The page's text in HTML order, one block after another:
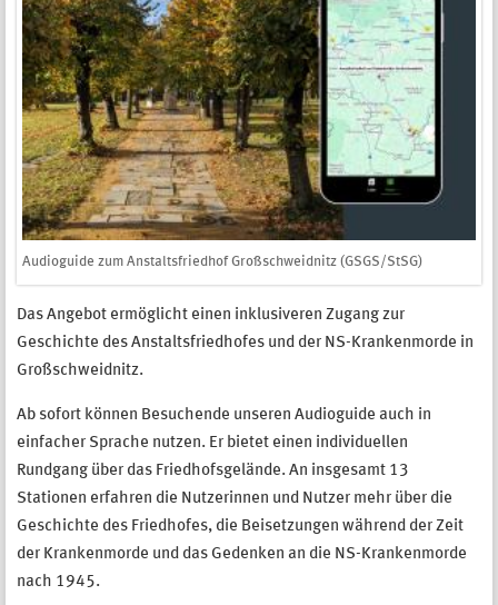
Audioguide zum Anstaltsfriedhof Großschweidnitz (GSGS/StSG)
Das Angebot ermöglicht einen inklusiveren Zugang zur
Geschichte des Anstaltsfriedhofes und der NS-Krankenmorde in
Großschweidnitz.
Ab sofort können Besuchende unseren Audioguide auch in
einfacher Sprache nutzen. Er bietet einen individuellen
Rundgang über das Friedhofsgelände. An insgesamt 13
Stationen erfahren die Nutzerinnen und Nutzer mehr über die
Geschichte des Friedhofes, die Beisetzungen während der Zeit
der Krankenmorde und das Gedenken an die NS-Krankenmorde
nach 1945.